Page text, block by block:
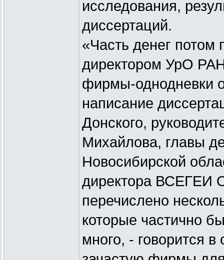
исследования,
диссертаций.
«Часть денег потом
директором УрО
фирмы-однодневки
написание
Донского,
Михайлова, главы
Новосибирской
директора ВСЕГЕИ
перечислено
которые частично
много, - говорится